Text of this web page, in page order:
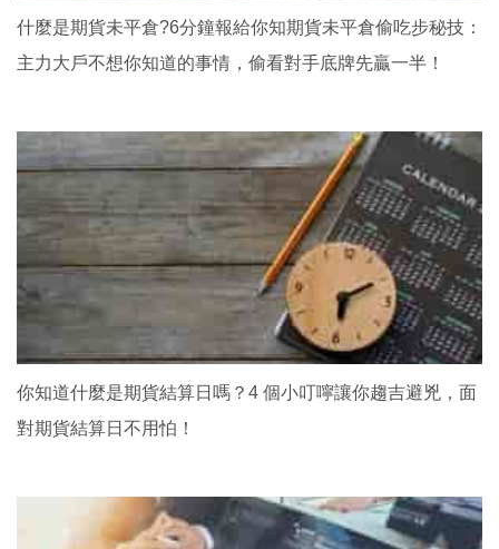
什麼是期貨未平倉?6分鐘報給你知期貨未平倉偷吃步秘技：
主力大戶不想你知道的事情，偷看對手底牌先贏一半！
你知道什麼是期貨結算日嗎？4 個小叮嚀讓你趨吉避兇，面
對期貨結算日不用怕！